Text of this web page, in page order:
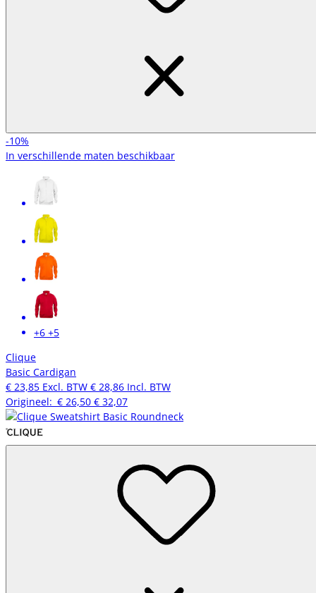
-10%
In verschillende maten beschikbaar
+6 +5
Clique
Basic Cardigan
€ 23,85 Excl. BTW € 28,86 Incl. BTW
Origineel: € 26,50 € 32,07